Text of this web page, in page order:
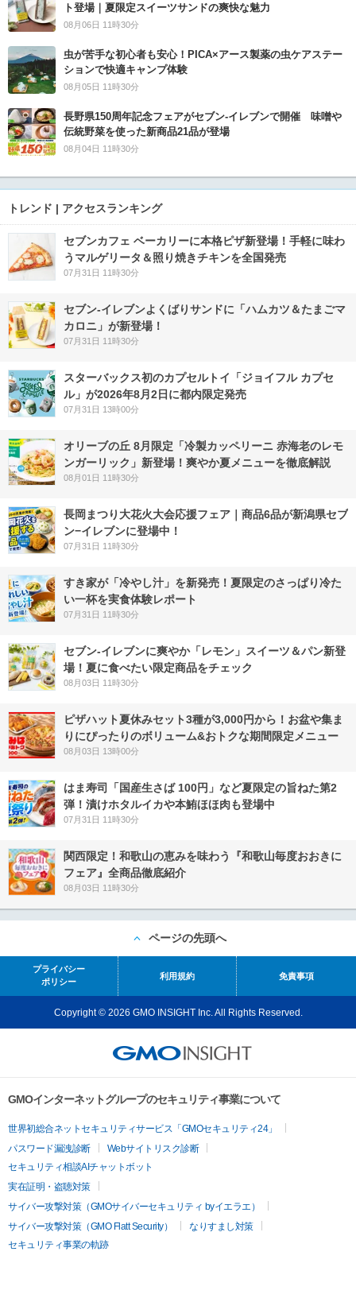
ト登場｜夏限定スイーツサンドの爽快な魅力
08月06日 11時30分
虫が苦手な初心者も安心！PICA×アース製薬の虫ケアステー
ションで快適キャンプ体験
08月05日 11時30分
長野県150周年記念フェアがセブン-イレブンで開催 味噌や
伝統野菜を使った新商品21品が登場
08月04日 11時30分
トレンド | アクセスランキング
セブンカフェ ベーカリーに本格ピザ新登場！手軽に味わ
うマルゲリータ＆照り焼きチキンを全国発売
07月31日 11時30分
セブン‐イレブンよくばりサンドに「ハムカツ＆たまごマ
カロニ」が新登場！
07月31日 11時30分
スターバックス初のカプセルトイ「ジョイフル カプセ
ル」が2026年8月2日に都内限定発売
07月31日 13時00分
オリーブの丘 8月限定「冷製カッペリーニ 赤海老のレモ
ンガーリック」新登場！爽やか夏メニューを徹底解説
08月01日 11時30分
長岡まつり大花火大会応援フェア｜商品6品が新潟県セブ
ン−イレブンに登場中！
07月31日 11時30分
すき家が「冷やし汁」を新発売！夏限定のさっぱり冷た
い一杯を実食体験レポート
07月31日 11時30分
セブン‐イレブンに爽やか「レモン」スイーツ＆パン新登
場！夏に食べたい限定商品をチェック
08月03日 11時30分
ピザハット夏休みセット3種が3,000円から！お盆や集ま
りにぴったりのボリューム&おトクな期間限定メニュー
08月03日 13時00分
はま寿司「国産生さば 100円」など夏限定の旨ねた第2
弾！漬けホタルイカや本鮪ほほ肉も登場中
07月31日 11時30分
関西限定！和歌山の恵みを味わう『和歌山毎度おおきに
フェア』全商品徹底紹介
08月03日 11時30分
ページの先頭へ
プライバシー
ポリシー
利用規約 免責事項
Copyright © 2026 GMO INSIGHT Inc. All Rights Reserved.
GMOインターネットグループのセキュリティ事業について
世界初総合ネットセキュリティサービス「GMOセキュリティ24」
パスワード漏洩診断
Webサイトリスク診断
セキュリティ相談AIチャットボット
実在証明・盗聴対策
サイバー攻撃対策（GMOサイバーセキュリティ byイエラエ）
サイバー攻撃対策（GMO Flatt Security）
なりすまし対策
セキュリティ事業の軌跡